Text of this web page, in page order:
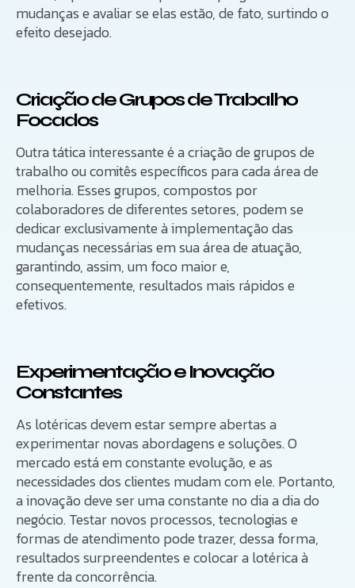
mudanças e avaliar se elas estão, de fato, surtindo o
efeito desejado.
Criação de Grupos de Trabalho
Focados
Outra tática interessante é a criação de grupos de
trabalho ou comitês específicos para cada área de
melhoria. Esses grupos, compostos por
colaboradores de diferentes setores, podem se
dedicar exclusivamente à implementação das
mudanças necessárias em sua área de atuação,
garantindo, assim, um foco maior e,
consequentemente, resultados mais rápidos e
efetivos.
Experimentação e Inovação
Constantes
As lotéricas devem estar sempre abertas a
experimentar novas abordagens e soluções. O
mercado está em constante evolução, e as
necessidades dos clientes mudam com ele. Portanto,
a inovação deve ser uma constante no dia a dia do
negócio. Testar novos processos, tecnologias e
formas de atendimento pode trazer, dessa forma,
resultados surpreendentes e colocar a lotérica à
frente da concorrência.